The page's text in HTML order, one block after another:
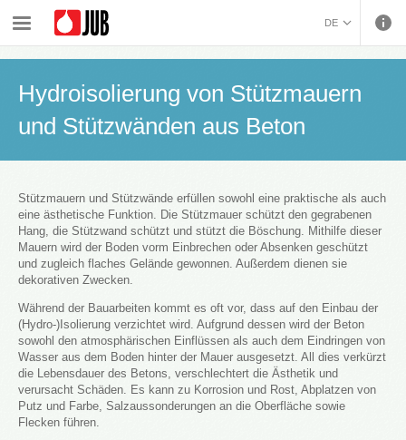
BOSANSKI (BOSNIAN)
ČEŠTINA (CZECH)
ENGLISH (ENGLISH)
DE
ITALIANO (ITALIAN)
KOSOVA (KOSOVO)
МАКЕДОНСКИ
(MACEDONIAN)
ROMÂNĂ (ROMANIAN)
СРПСКИ (SERBIAN)
SLOVENČINA (SLOVAK)
SLOVENŠČINA
(SLOVENIAN)
Hydroisolation und Fliesen verlegen
Hydroisolierung von Stützmauern und Stützwänden aus Beton
Hydroisolierung von Stützmauern
und Stützwänden aus Beton
Stützmauern und Stützwände erfüllen sowohl eine praktische als auch
eine ästhetische Funktion. Die Stützmauer schützt den gegrabenen
Hang, die Stützwand schützt und stützt die Böschung. Mithilfe dieser
Mauern wird der Boden vorm Einbrechen oder Absenken geschützt
und zugleich flaches Gelände gewonnen. Außerdem dienen sie
dekorativen Zwecken.
Während der Bauarbeiten kommt es oft vor, dass auf den Einbau der
(Hydro-)Isolierung verzichtet wird. Aufgrund dessen wird der Beton
sowohl den atmosphärischen Einflüssen als auch dem Eindringen von
Wasser aus dem Boden hinter der Mauer ausgesetzt. All dies verkürzt
die Lebensdauer des Betons, verschlechtert die Ästhetik und
verursacht Schäden. Es kann zu Korrosion und Rost, Abplatzen von
Putz und Farbe, Salzaussonderungen an die Oberfläche sowie
Flecken führen.